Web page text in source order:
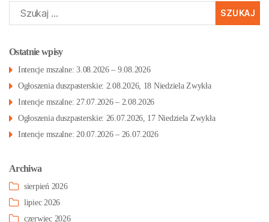
Szukaj:
Ostatnie wpisy
Intencje mszalne: 3.08.2026 – 9.08.2026
Ogłoszenia duszpasterskie: 2.08.2026, 18 Niedziela Zwykła
Intencje mszalne: 27.07.2026 – 2.08.2026
Ogłoszenia duszpasterskie: 26.07.2026, 17 Niedziela Zwykła
Intencje mszalne: 20.07.2026 – 26.07.2026
Archiwa
sierpień 2026
lipiec 2026
czerwiec 2026